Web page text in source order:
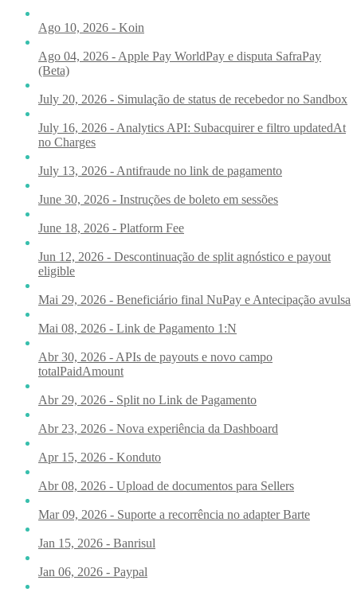
Ago 10, 2026 - Koin
Ago 04, 2026 - Apple Pay WorldPay e disputa SafraPay
(Beta)
July 20, 2026 - Simulação de status de recebedor no Sandbox
July 16, 2026 - Analytics API: Subacquirer e filtro updatedAt
no Charges
July 13, 2026 - Antifraude no link de pagamento
June 30, 2026 - Instruções de boleto em sessões
June 18, 2026 - Platform Fee
Jun 12, 2026 - Descontinuação de split agnóstico e payout
eligible
Mai 29, 2026 - Beneficiário final NuPay e Antecipação avulsa
Mai 08, 2026 - Link de Pagamento 1:N
Abr 30, 2026 - APIs de payouts e novo campo
totalPaidAmount
Abr 29, 2026 - Split no Link de Pagamento
Abr 23, 2026 - Nova experiência da Dashboard
Apr 15, 2026 - Konduto
Abr 08, 2026 - Upload de documentos para Sellers
Mar 09, 2026 - Suporte a recorrência no adapter Barte
Jan 15, 2026 - Banrisul
Jan 06, 2026 - Paypal